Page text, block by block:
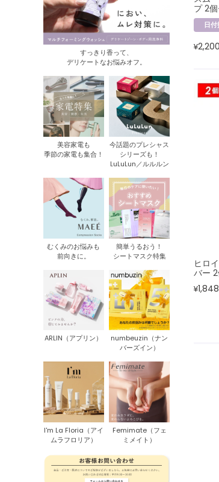
すっきり香って、
デリケートなお悩みオフ。
美容家電も
季節の家電も集合！
今話題のプレシャス
シリーズも！
LuLuLun／ルルルン
むくみのお悩みも
前向きに。
簡単うるおう！
シートマスク特集
ARLIN（アプリン）
numbeuzin（ナン
バーズイン）
I'm La Floria（アイ
ムラフロリア）
Femimate（フェ
ミメイト）
プ 2
日
¥2,200
ヒロ
バー
¥1,848